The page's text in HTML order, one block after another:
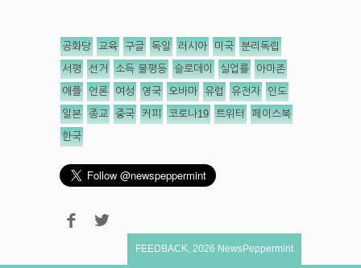
공화당 교육 구글 독일 러시아 미국 분리독립
서평 선거 소득 불평등 슬로데이 실업률 아마존
애플 언론 여성 영국 오바마 유럽 유전자 인도
일본 종교 중국 커피 코로나19 트위터 페이스북
한국
FEEDBACK 2026 NewsPeppermint